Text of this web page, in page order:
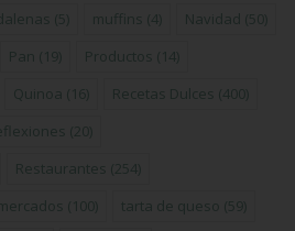
(5) muffins (4) Navidad (50)
Pan (19) Productos (14)
Quinoa (16) Recetas Dulces (400)
(20)
Restaurantes (254)
(100) tarta de queso (59)